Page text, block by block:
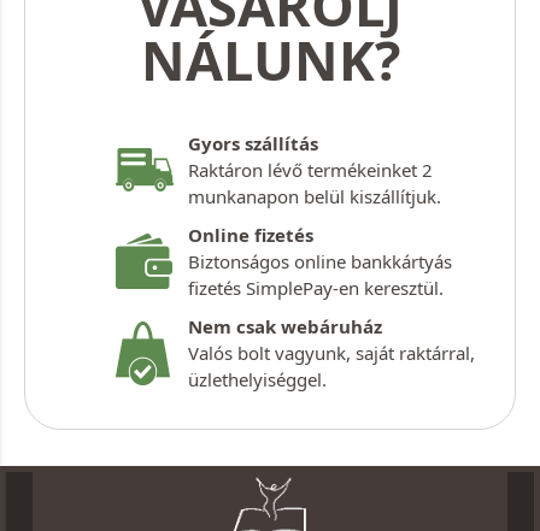
NÁLUNK?
Gyors szállítás
Raktáron lévő termékeinket 2
munkanapon belül kiszállítjuk.
Online fizetés
Biztonságos online bankkártyás
fizetés SimplePay-en keresztül.
Nem csak webáruház
Valós bolt vagyunk, saját raktárral,
üzlethelyiséggel.